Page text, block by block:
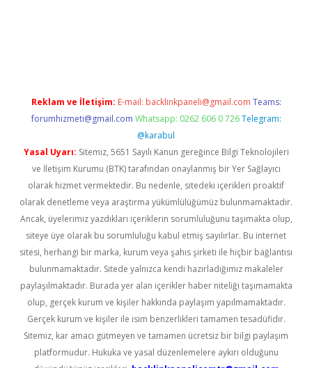
Reklam ve İletişim: E-mail: backlinkpaneli@gmail.com Teams:
forumhizmeti@gmail.com Whatsapp: 0262 606 0 726 Telegram:
@karabul
Yasal Uyarı: Sitemiz, 5651 Sayılı Kanun gereğince Bilgi Teknolojileri
ve İletişim Kurumu (BTK) tarafından onaylanmış bir Yer Sağlayıcı
olarak hizmet vermektedir. Bu nedenle, sitedeki içerikleri proaktif
olarak denetleme veya araştırma yükümlülüğümüz bulunmamaktadır.
Ancak, üyelerimiz yazdıkları içeriklerin sorumluluğunu taşımakta olup,
siteye üye olarak bu sorumluluğu kabul etmiş sayılırlar. Bu internet
sitesi, herhangi bir marka, kurum veya şahıs şirketi ile hiçbir bağlantısı
bulunmamaktadır. Sitede yalnızca kendi hazırladığımız makaleler
paylaşılmaktadır. Burada yer alan içerikler haber niteliği taşımamakta
olup, gerçek kurum ve kişiler hakkında paylaşım yapılmamaktadır.
Gerçek kurum ve kişiler ile isim benzerlikleri tamamen tesadüfidir.
Sitemiz, kar amacı gütmeyen ve tamamen ücretsiz bir bilgi paylaşım
platformudur. Hukuka ve yasal düzenlemelere aykırı olduğunu